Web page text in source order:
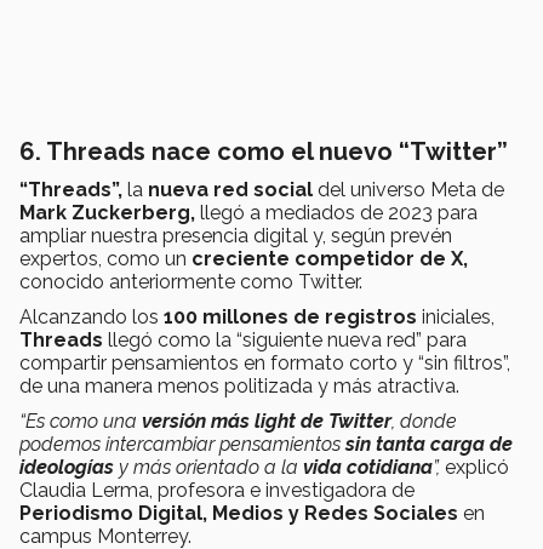
6. Threads nace como el nuevo “Twitter”
“Threads”, la nueva red social del universo Meta de
Mark Zuckerberg, llegó a mediados de 2023 para
ampliar nuestra presencia digital y, según prevén
expertos, como un creciente competidor de X,
conocido anteriormente como Twitter.
Alcanzando los 100 millones de registros iniciales,
Threads llegó como la “siguiente nueva red” para
compartir pensamientos en formato corto y “sin filtros”,
de una manera menos politizada y más atractiva.
“Es como una versión más light de Twitter, donde
podemos intercambiar pensamientossin tanta carga de
ideologías y más orientado a la vida cotidiana”, explicó
Claudia Lerma, profesora e investigadora de
Periodismo Digital, Medios y Redes Sociales en
campus Monterrey.